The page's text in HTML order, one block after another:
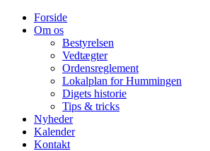
Skip
Facebook
Email
Forside
Om os
Bestyrelsen
Vedtægter
Ordensreglement
Lokalplan for Hummingen
Digets historie
Tips & tricks
Nyheder
Kalender
Kontakt